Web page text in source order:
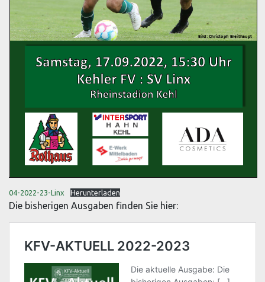
04-2022-23-Linx Herunterladen
Die bisherigen Ausgaben finden Sie hier: